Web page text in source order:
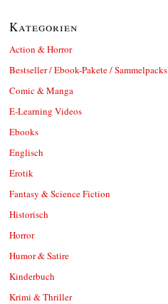
Kategorien
Action & Horror
Bestseller / Ebook-Pakete / Sammelpacks
Comic & Manga
E-Learning Videos
Ebooks
Englisch
Erotik
Fantasy & Science Fiction
Historisch
Horror
Humor & Satire
Kinderbuch
Krimi & Thriller